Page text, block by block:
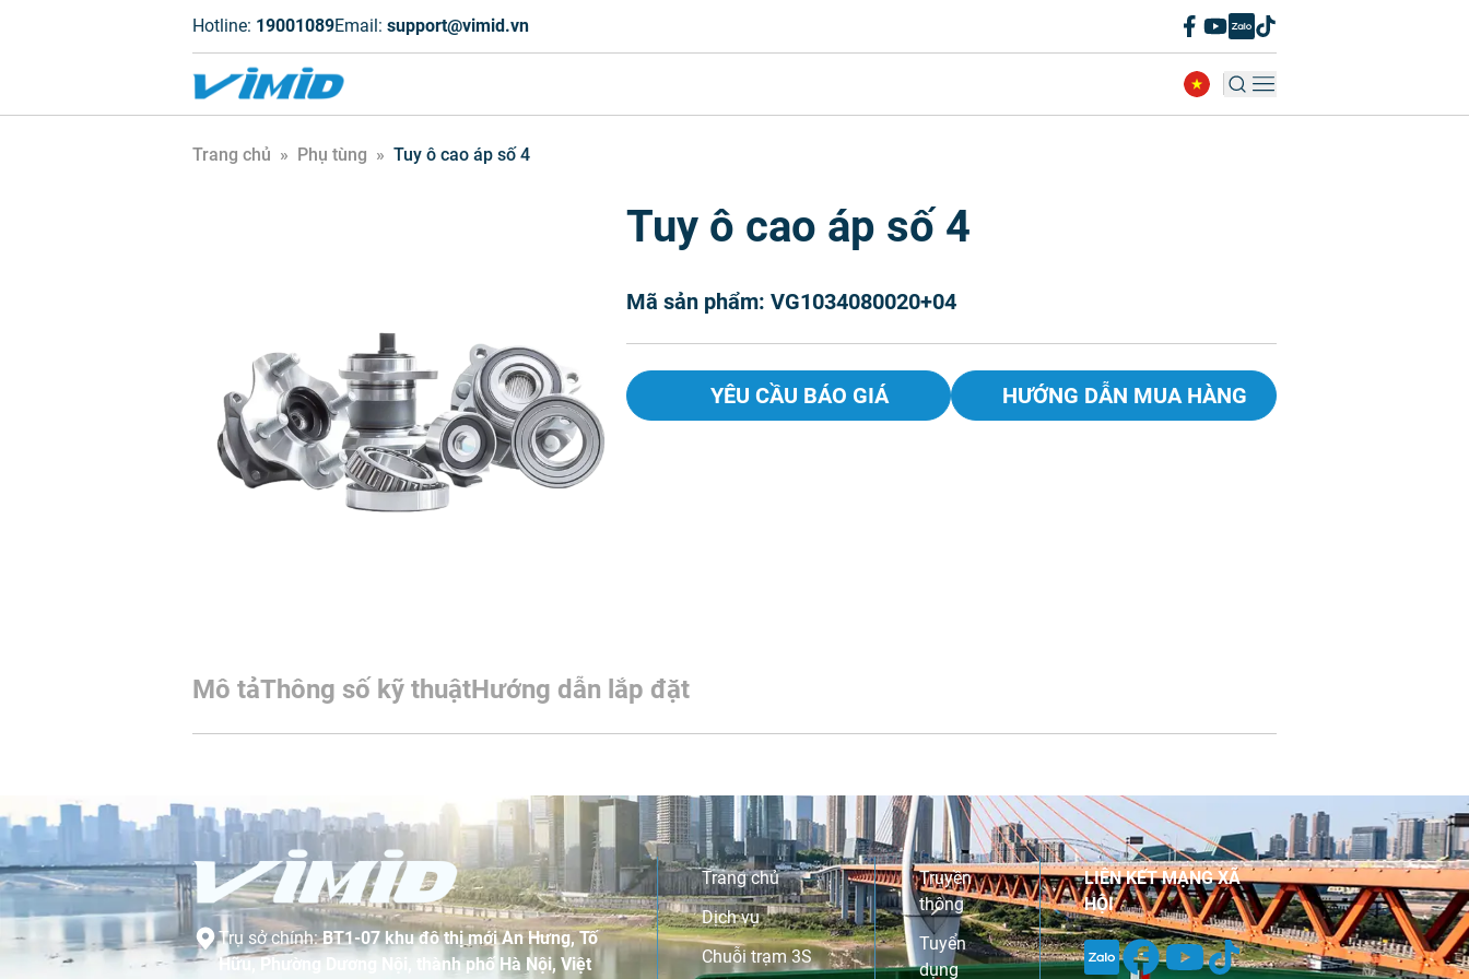
Hotline: 19001089Email: support@vimid.vn
Trang chủ » Phụ tùng » Tuy ô cao áp số 4
Tuy ô cao áp số 4
Mã sản phẩm: VG1034080020+04
YÊU CẦU BÁO GIÁ HƯỚNG DẪN MUA HÀNG
Mô tảThông số kỹ thuậtHướng dẫn lắp đặt
Trụ sở chính:BT1-07 khu đô thị mới An Hưng, Tố
Hữu, Phường Dương Nội, thành phố Hà Nội, Việt
Trang chủ
Dịch vụ
Chuỗi trạm 3S
Truyền
thông
Tuyển
dụng
LIÊN KẾT MẠNG XÃ
HỘI